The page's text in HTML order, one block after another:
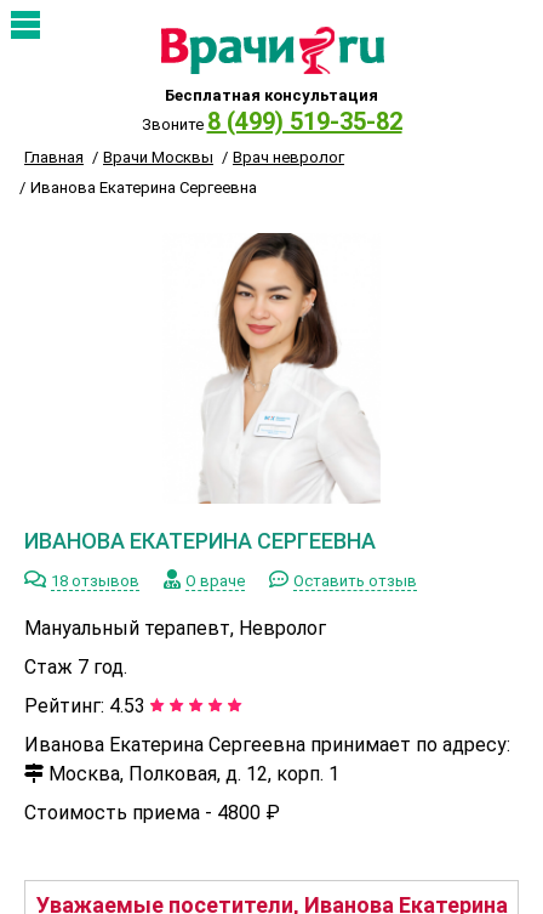
Бесплатная консультация
Звоните 8 (499) 519-35-82
Главная Врачи Москвы
Врач невролог
Иванова Екатерина Сергеевна
ИВАНОВА ЕКАТЕРИНА СЕРГЕЕВНА
18 отзывов О враче Оставить отзыв
Мануальный терапевт, Невролог
Стаж 7 год.
Рейтинг: 4.53
Иванова Екатерина Сергеевна принимает по адресу:
Москва, Полковая, д. 12, корп. 1
Стоимость приема - 4800 ₽
Уважаемые посетители, Иванова Екатерина